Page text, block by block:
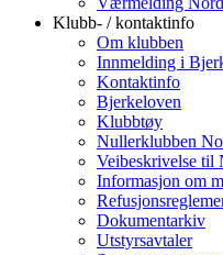
Klubb- / kontaktinfo
Om klubben
Innmelding i
Kontaktinfo
Bjerkeloven
Klubbtøy
Nullerklubben
Veibeskrivelse til
Informasjon om
Dokumentarkiv
Utstyrsavtaler